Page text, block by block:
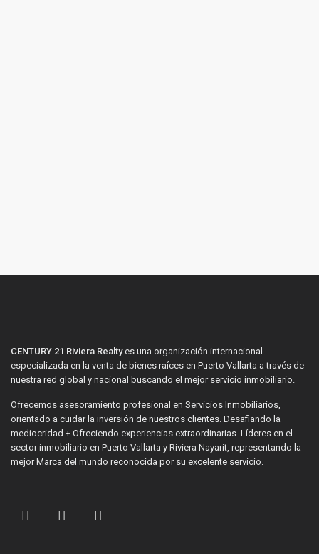
CENTURY 21 Riviera Realtyes una organización internacional
especializada en la venta de bienes raíces en Puerto Vallarta a través de
nuestra red global y nacional buscando el mejor servicio inmobiliario.
Ofrecemos asesoramiento profesional en Servicios Inmobiliarios,
orientado a cuidar la inversión de nuestros clientes. Desafiando la
mediocridad + Ofreciendo experiencias extraordinarias. Líderes en el
sector inmobiliario en Puerto Vallarta y Riviera Nayarit, representando la
mejor Marca del mundo reconocida por su excelente servicio.